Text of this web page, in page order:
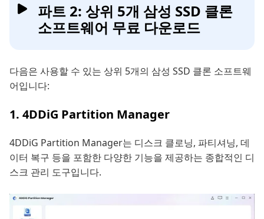
파트 2: 상위 5개 삼성 SSD 클론
소프트웨어 무료 다운로드
다음은 사용할 수 있는 상위 5개의 삼성 SSD 클론 소프트웨
어입니다:
1. 4DDiG Partition Manager
4DDiG Partition Manager는 디스크 클로닝, 파티셔닝, 데
이터 복구 등을 포함한 다양한 기능을 제공하는 종합적인 디
스크 관리 도구입니다.